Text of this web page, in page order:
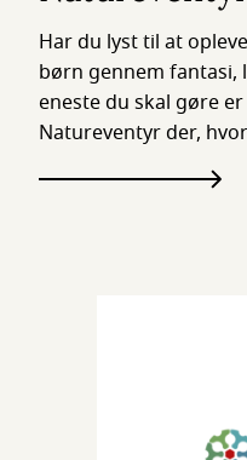
Har du lyst til at
børn gennem fantasi,
eneste du skal gøre
Natureventyr der,